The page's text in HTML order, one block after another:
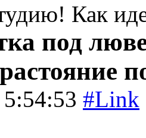
Как
под
#Link